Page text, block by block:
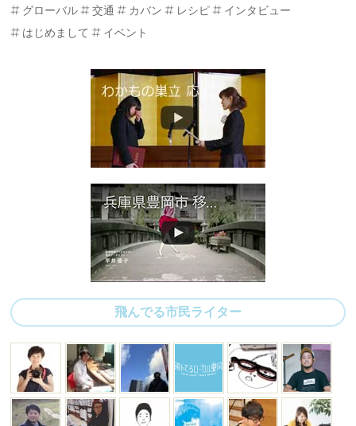
グローバル
交通 カバン レシピ
インタビュー
はじめまして
イベント
飛んでる市民ライター